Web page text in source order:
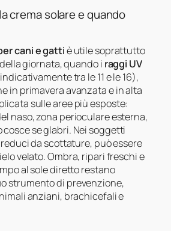
crema solare e quando
cani e gattiè utile soprattutto
giornata, quando i raggi UV
tra le 11 e le 16),
in primavera avanzata e in alta
sulle aree più esposte:
naso, zona perioculare esterna,
se glabri. Nei soggetti
da scottature, può essere
velato. Ombra, ripari freschi e
al sole diretto restano
strumento di prevenzione,
anziani, brachicefali e